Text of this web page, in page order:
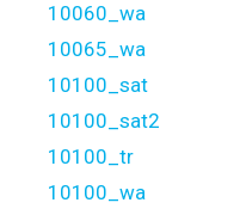
10060_wa
10065_wa
10100_sat
10100_sat2
10100_tr
10100_wa